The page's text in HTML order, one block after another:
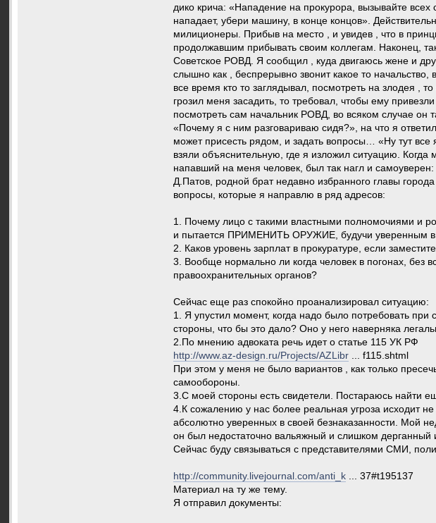
дико крича: «Нападение на прокурора, вызывайте
нападает, убери машину, в конце концов».
милиционеры. Прибыв на место , и увидев , что в
продолжавшим прибывать своим коллегам. Наконец,
Советское РОВД. Я сообщил , куда двигаюсь жене и
слышно как , беспрерывно звонит какое то
все время кто то заглядывал, посмотреть на злодея ,
грозил меня засадить, то требовал, чтобы ему
посмотреть сам начальник РОВД, во всяком случае он
«Почему я с ним разговариваю сидя?», на что я
может присесть рядом, и задать вопросы… «Ну тут
взяли объяснительную, где я изложил ситуацию.
напавший на меня человек, был так нагл и
Д.Патов, родной брат недавно избранного главы
вопросы, которые я направлю в ряд адресов:
1. Почему лицо с такими властными полномочиями и
и пытается ПРИМЕНИТЬ ОРУЖИЕ, будучи уверенным в
2. Каков уровень зарплат в прокуратуре, если
3. Вообще нормально ли когда человек в погонах, без
правоохранительных органов?
Сейчас еще раз спокойно проанализировал ситуацию:
1. Я упустил момент, когда надо было потребовать
стороны, что бы это дало? Оно у него наверняка
2.По мнению адвоката речь идет о статье 115 УК РФ
http://www.az-design.ru/Projects/AZLibr... f115.shtml
При этом у меня не было вариантов , как только
самообороны.
3.С моей стороны есть свидетели. Постараюсь найти
4.К сожалению у нас более реальная угроза исходит
абсолютно уверенных в своей безнаказанности. Мой
он был недостаточно вальяжный и слишком дерганный
Сейчас буду связываться с представителями СМИ,
http://community.livejournal.com/anti_k... 37#t195137
Материал на ту же тему.
Я отправил документы: